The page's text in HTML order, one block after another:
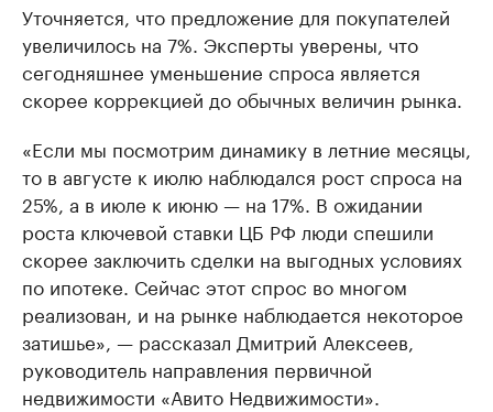
Уточняется, что предложение для покупателей
увеличилось на 7%. Эксперты уверены, что
сегодняшнее уменьшение спроса является
скорее коррекцией до обычных величин рынка.
«Если мы посмотрим динамику в летние месяцы,
то в августе к июлю наблюдался рост спроса на
25%, а в июле к июню — на 17%. В ожидании
роста ключевой ставки ЦБ РФ люди спешили
скорее заключить сделки на выгодных условиях
по ипотеке. Сейчас этот спрос во многом
реализован, и на рынке наблюдается некоторое
затишье», — рассказал Дмитрий Алексеев,
руководитель направления первичной
недвижимости «Авито Недвижимости».